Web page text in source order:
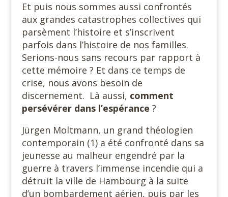
Et puis nous sommes aussi confrontés
aux grandes catastrophes collectives qui
parsèment l’histoire et s’inscrivent
parfois dans l’histoire de nos familles.
Serions-nous sans recours par rapport à
cette mémoire ? Et dans ce temps de
crise, nous avons besoin de
discernement. Là aussi, comment
persévérer dans l’espérance ?
Jürgen Moltmann, un grand théologien
contemporain (1) a été confronté dans sa
jeunesse au malheur engendré par la
guerre à travers l’immense incendie qui a
détruit la ville de Hambourg à la suite
d’un bombardement aérien, puis par les